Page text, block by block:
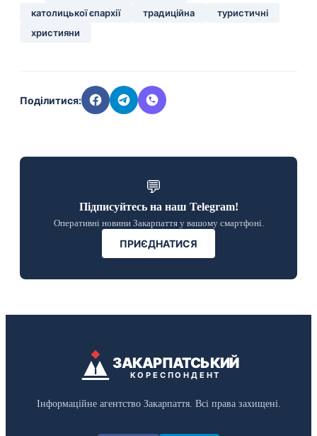
католицької єпархії
традиційна
туристичні
християни
Поділитися:
💬
Підписуйтесь на наш Telegram!
Оперативні новини Закарпаття у вашому смартфоні.
ПРИЄДНАТИСЯ
ЗАКАРПАТСЬКИЙ
КОРЕСПОНДЕНТ
Інформаційне агентство Закарпаття. Всі права захищені.